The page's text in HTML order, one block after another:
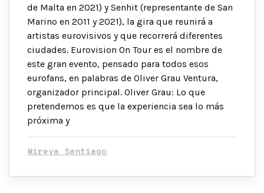
de Malta en 2021) y Senhit (representante de San
Marino en 2011 y 2021), la gira que reunirá a
artistas eurovisivos y que recorrerá diferentes
ciudades. Eurovision On Tour es el nombre de
este gran evento, pensado para todos esos
eurofans, en palabras de Oliver Grau Ventura,
organizador principal. Oliver Grau: Lo que
pretendemos es que la experiencia sea lo más
próxima y
Mireya Santiago